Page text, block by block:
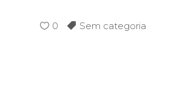
0 Sem categoria